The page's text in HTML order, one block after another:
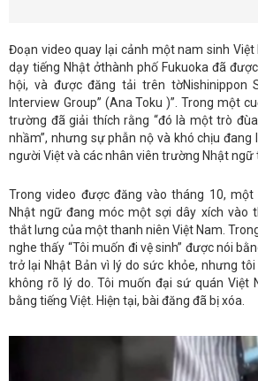
Đoạn video quay lại cảnh một nam sinh
dạy tiếng Nhật ởthành phố Fukuoka đã
hội, và được đăng tải trên tờNishinippon
Interview Group” (Ana Toku )”. Trong một
trường đã giải thích rằng “đó là một trò
nhầm”, nhưng sự phẫn nộ và khó chịu đang
người Việt và các nhân viên trường Nhật ngữ
Trong video được đăng vào tháng 10,
Nhật ngữ đang móc một sợi dây xích vào
thắt lưng của một thanh niên Việt Nam.
nghe thấy “Tôi muốn đi vệ sinh” được nói
trở lại Nhật Bản vì lý do sức khỏe, nhưng
không rõ lý do. Tôi muốn đại sứ quán Việt
bằng tiếng Việt. Hiện tại, bài đăng đã bị xóa.